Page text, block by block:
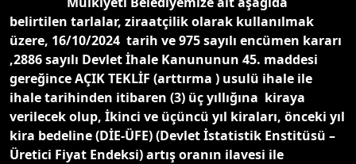
belirtilen tarlalar, ziraatçilik olarak kullanılmak
üzere, 16/10/2024 tarih ve 975 sayılı encümen kararı
,2886 sayılı Devlet İhale Kanununun 45. maddesi
gereğince AÇIK TEKLİF (arttırma ) usulü ihale ile
ihale tarihinden itibaren (3) üç yıllığına kiraya
verilecek olup, İkinci ve üçüncü yıl kiraları, önceki yıl
kira bedeline (DİE-ÜFE) (Devlet İstatistik Enstitüsü –
Üretici Fiyat Endeksi) artış oranın ilavesi ile